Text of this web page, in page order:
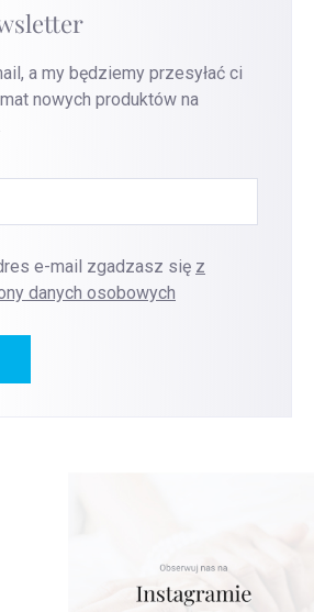
a my będziemy przesyłać ci
nowych produktów na
e-mail zgadzasz się z
danych osobowych